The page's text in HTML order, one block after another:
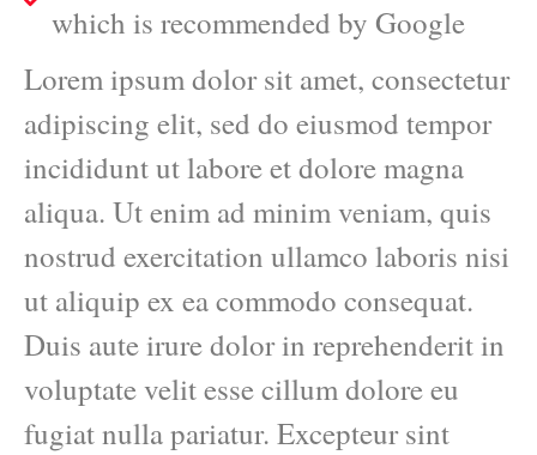
which is recommended by Google
Lorem ipsum dolor sit amet, consectetur
adipiscing elit, sed do eiusmod tempor
incididunt ut labore et dolore magna
aliqua. Ut enim ad minim veniam, quis
nostrud exercitation ullamco laboris nisi
ut aliquip ex ea commodo consequat.
Duis aute irure dolor in reprehenderit in
voluptate velit esse cillum dolore eu
fugiat nulla pariatur. Excepteur sint